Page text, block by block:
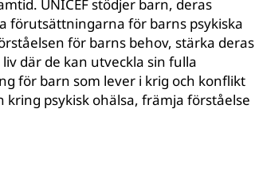
UNICEF stödjer barn, deras
förutsättningarna för barns psykiska
för barns behov, stärka deras
där de kan utveckla sin fulla
för barn som lever i krig och konflikt
psykisk ohälsa, främja förståelse